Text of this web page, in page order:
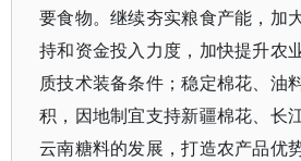
要食物。继续夯实粮食产能，加
持和资金投入力度，加快提升农
质技术装备条件；稳定棉花、油
积，因地制宜支持新疆棉花、长
云南糖料的发展，打造农产品优